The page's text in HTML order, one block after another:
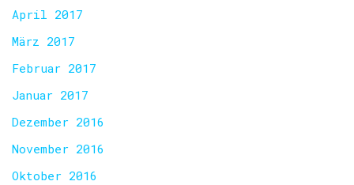
April 2017
März 2017
Februar 2017
Januar 2017
Dezember 2016
November 2016
Oktober 2016